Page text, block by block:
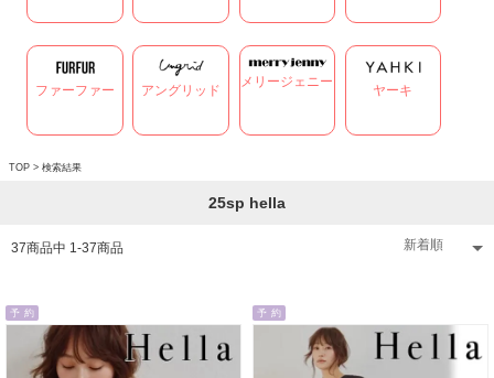
ファーファー アングリッド
メリージェニー
ヤーキ
TOP > 検索結果
25sp hella
37商品中 1-37商品
予 約 予 約